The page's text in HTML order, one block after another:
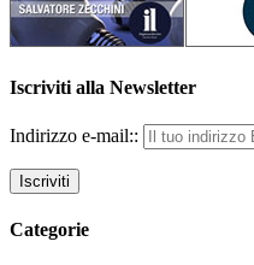
Iscriviti alla Newsletter
Indirizzo e-mail::
Categorie